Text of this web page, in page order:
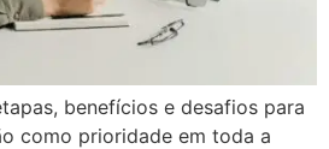
benefícios e desafios para
como prioridade em toda a